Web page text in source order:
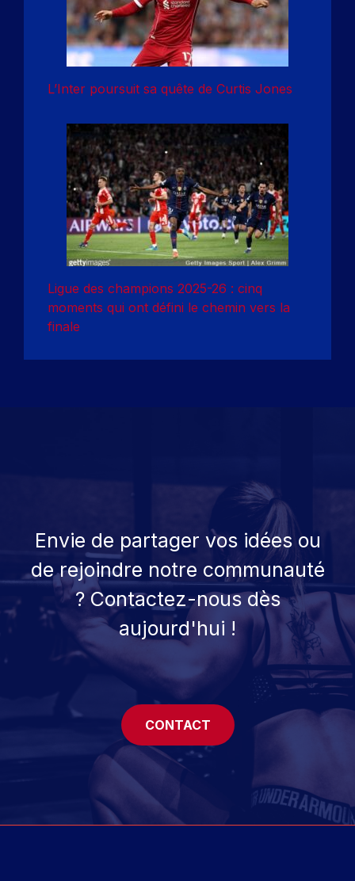
L’Inter poursuit sa quête de Curtis Jones
Ligue des champions 2025-26 : cinq
moments qui ont défini le chemin vers la
finale
Envie de partager vos idées ou
de rejoindre notre communauté
? Contactez-nous dès
aujourd'hui !
CONTACT